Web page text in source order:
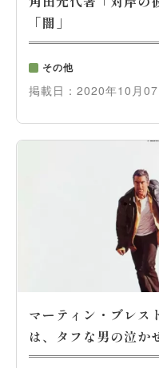
「闇」
その他
掲載日： 2020年10月07
マーティン・ブレス
は、タフな男の泣か